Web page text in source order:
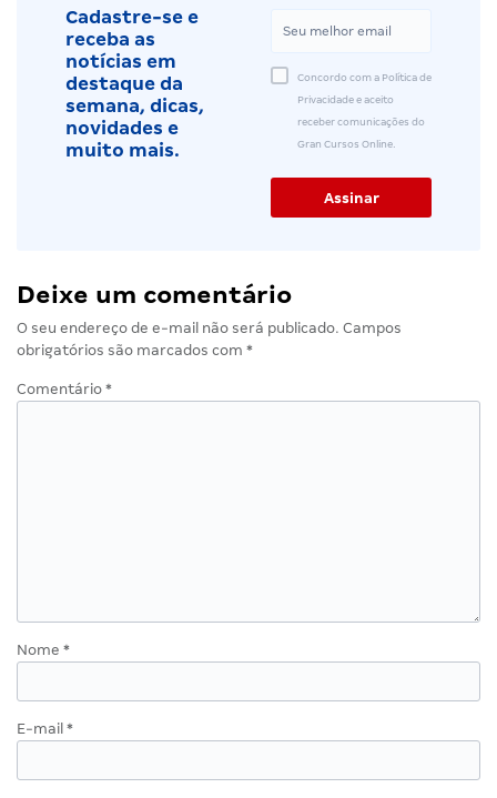
Cadastre-se e
receba as
notícias em
destaque da
semana, dicas,
novidades e
muito mais.
Concordo com a Política de
Privacidade e aceito
receber comunicações do
Gran Cursos Online.
Deixe um comentário
O seu endereço de e-mail não será publicado. Campos
obrigatórios são marcados com *
Comentário *
Nome *
E-mail *